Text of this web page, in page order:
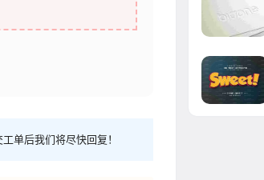
单后我们将尽快回复！